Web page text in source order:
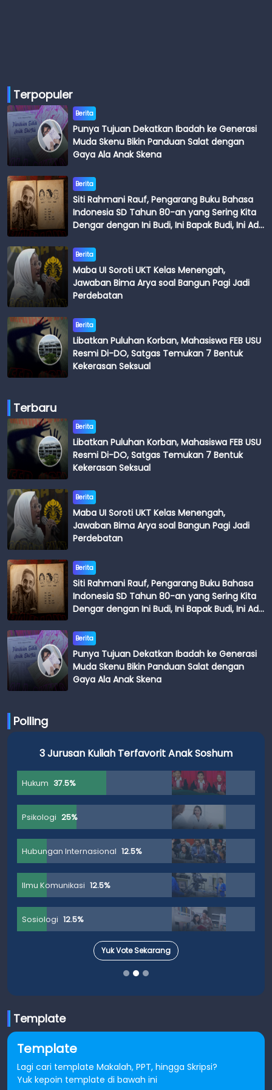
Terpopuler
Berita
Punya Tujuan Dekatkan Ibadah ke Generasi
Muda Skenu Bikin Panduan Salat dengan
Gaya Ala Anak Skena
Berita
Siti Rahmani Rauf, Pengarang Buku Bahasa
Indonesia SD Tahun 80-an yang Sering Kita
Dengar dengan Ini Budi, Ini Bapak Budi, Ini Adik
Berita
Maba UI Soroti UKT Kelas Menengah,
Jawaban Bima Arya soal Bangun Pagi Jadi
Perdebatan
Berita
Libatkan Puluhan Korban, Mahasiswa FEB USU
Resmi Di-DO, Satgas Temukan 7 Bentuk
Kekerasan Seksual
Terbaru
Berita
Libatkan Puluhan Korban, Mahasiswa FEB USU
Resmi Di-DO, Satgas Temukan 7 Bentuk
Kekerasan Seksual
Berita
Maba UI Soroti UKT Kelas Menengah,
Jawaban Bima Arya soal Bangun Pagi Jadi
Perdebatan
Berita
Siti Rahmani Rauf, Pengarang Buku Bahasa
Indonesia SD Tahun 80-an yang Sering Kita
Dengar dengan Ini Budi, Ini Bapak Budi, Ini Adik
Berita
Punya Tujuan Dekatkan Ibadah ke Generasi
Muda Skenu Bikin Panduan Salat dengan
Gaya Ala Anak Skena
Polling
3 Jurusan Kuliah Terfavorit Anak Soshum
Hukum 37.5%
Psikologi 25%
Hubungan Internasional 12.5%
Ilmu Komunikasi 12.5%
Sosiologi 12.5%
Yuk Vote Sekarang
Template
Template
Lagi cari template Makalah, PPT, hingga Skripsi?
Yuk kepoin template di bawah ini